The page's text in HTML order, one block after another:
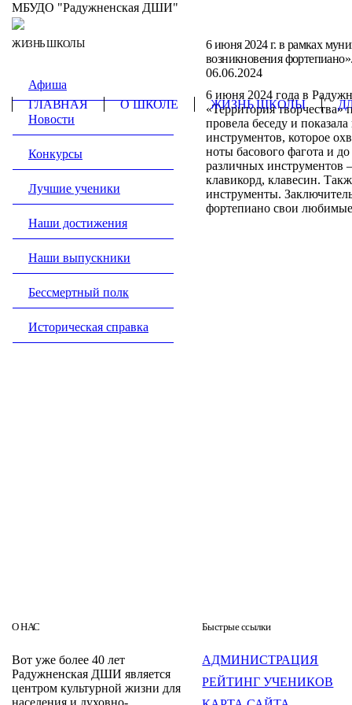
МБУДО "Радужненская ДШИ"
ГЛАВНАЯ О ШКОЛЕ ЖИЗНЬ ШКОЛЫ
6 июня 2024 г. в рамках
возникновения
06.06.2024
6 июня 2024 года в
«Территория
провела беседу и
инструментов, которое
ноты басового фагота и
различных инструментов
клавикорд, клавесин.
инструменты.
фортепиано свои
ЖИЗНЬ ШКОЛЫ
Афиша
Новости
Конкурсы
Лучшие ученики
Наши достижения
Наши выпускники
Бессмертный полк
Историческая справка
О НАС
Вот уже более 40 лет
Радужненская ДШИ является
центром культурной жизни для
населения и духовно-
Быстрые ссылки
АДМИНИСТРАЦИЯ
РЕЙТИНГ УЧЕНИКОВ